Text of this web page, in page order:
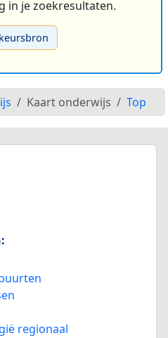
in je zoekresultaten.
Kaart onderwijs Top
regionaal